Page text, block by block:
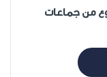
من جماعات